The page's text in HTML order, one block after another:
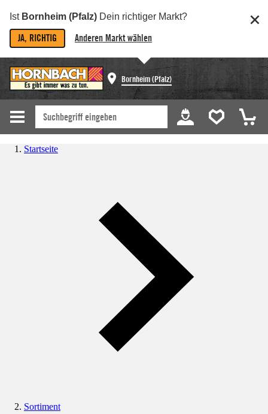
Ist Bornheim (Pfalz) Dein richtiger Markt?
JA, RICHTIG Anderen Markt wählen
Bornheim (Pfalz)
Startseite
Sortiment